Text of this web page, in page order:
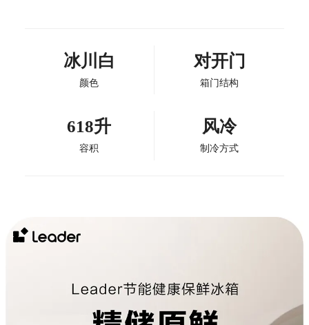
冰川白
颜色
对开门
箱门结构
618升
容积
风冷
制冷方式